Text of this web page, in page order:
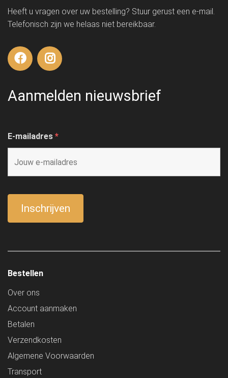
Heeft u vragen over uw bestelling? Stuur gerust een e-mail.
Telefonisch zijn we helaas niet bereikbaar.
Aanmelden nieuwsbrief
E-mailadres *
Bestellen
Over ons
Account aanmaken
Betalen
Verzendkosten
Algemene Voorwaarden
Transport